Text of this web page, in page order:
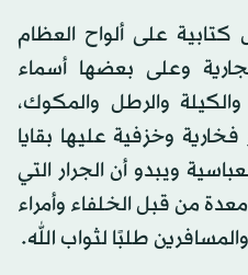
على ألواح العظام
وعلى بعضها أسماء
والرطل والمكوك،
وخزفية عليها بقايا
ويبدو أن الجرار التي
من قبل الخلفاء وأمراء
طلبًا لثواب الله.